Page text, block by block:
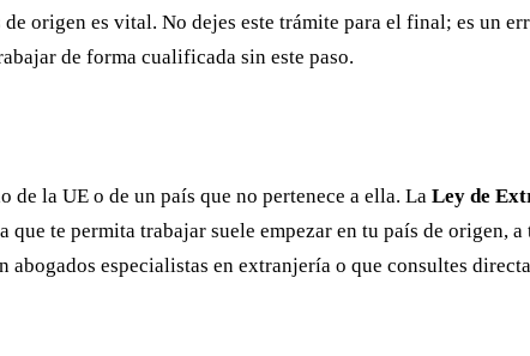
origen es vital. No dejes este trámite para el final; es un
de forma cualificada sin este paso.
la UE o de un país que no pertenece a ella. La Ley de
te permita trabajar suele empezar en tu país de origen,
abogados especialistas en extranjería o que consultes